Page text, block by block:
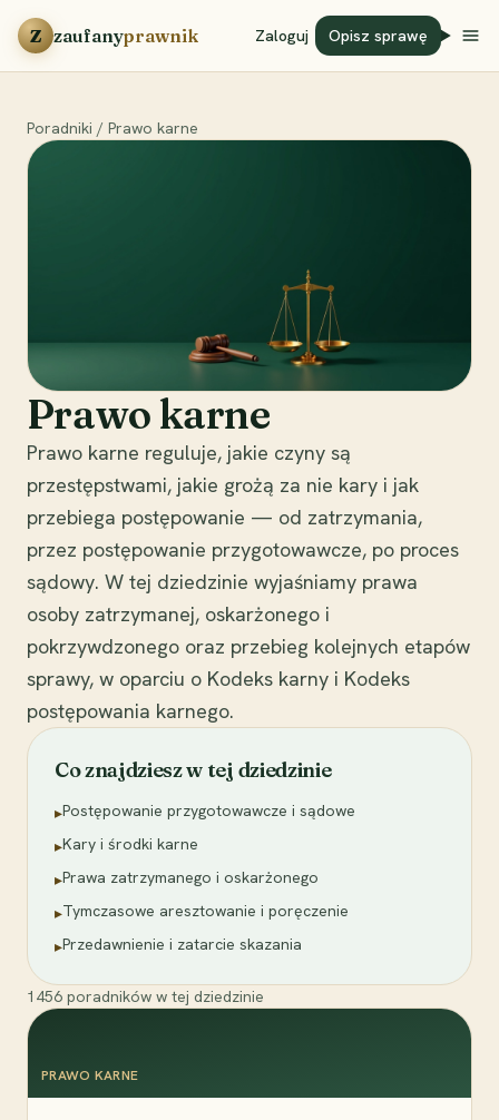
Przejdź do treści
Z zaufanyprawnik Zaloguj Opisz sprawę
Poradniki / Prawo karne
Prawo karne
Prawo karne reguluje, jakie czyny są
przestępstwami, jakie grożą za nie kary i jak
przebiega postępowanie — od zatrzymania,
przez postępowanie przygotowawcze, po proces
sądowy. W tej dziedzinie wyjaśniamy prawa
osoby zatrzymanej, oskarżonego i
pokrzywdzonego oraz przebieg kolejnych etapów
sprawy, w oparciu o Kodeks karny i Kodeks
postępowania karnego.
Co znajdziesz w tej dziedzinie
▸Postępowanie przygotowawcze i sądowe
▸Kary i środki karne
▸Prawa zatrzymanego i oskarżonego
▸Tymczasowe aresztowanie i poręczenie
▸Przedawnienie i zatarcie skazania
1456 poradników w tej dziedzinie
PRAWO KARNE